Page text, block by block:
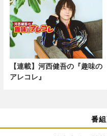
【連載】河西健吾の『趣味の
アレコレ』
番